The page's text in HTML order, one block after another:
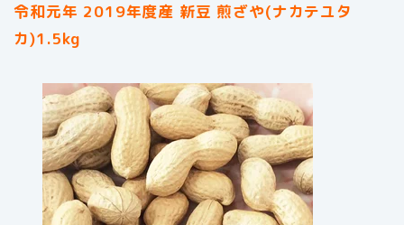
令和元年 2019年度産 新豆 煎ざや(ナカテユタ
カ)1.5kg